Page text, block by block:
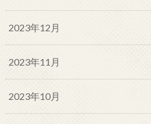
2023年12月
2023年11月
2023年10月